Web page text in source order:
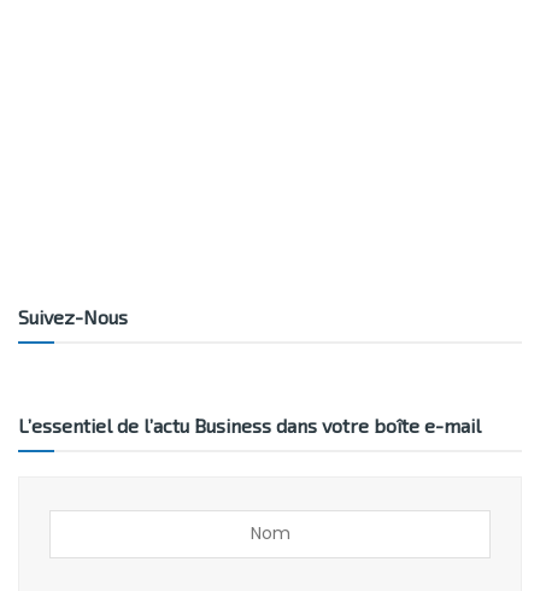
Suivez-Nous
L’essentiel de l’actu Business dans votre boîte e-mail